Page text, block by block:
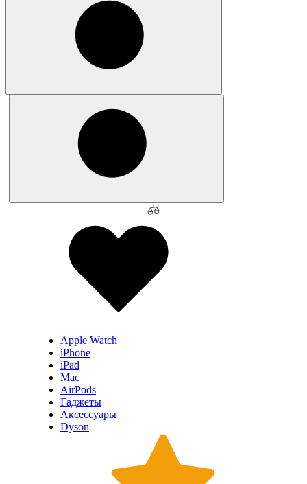
Apple Watch
iPhone
iPad
Mac
AirPods
Гаджеты
Аксессуары
Dyson